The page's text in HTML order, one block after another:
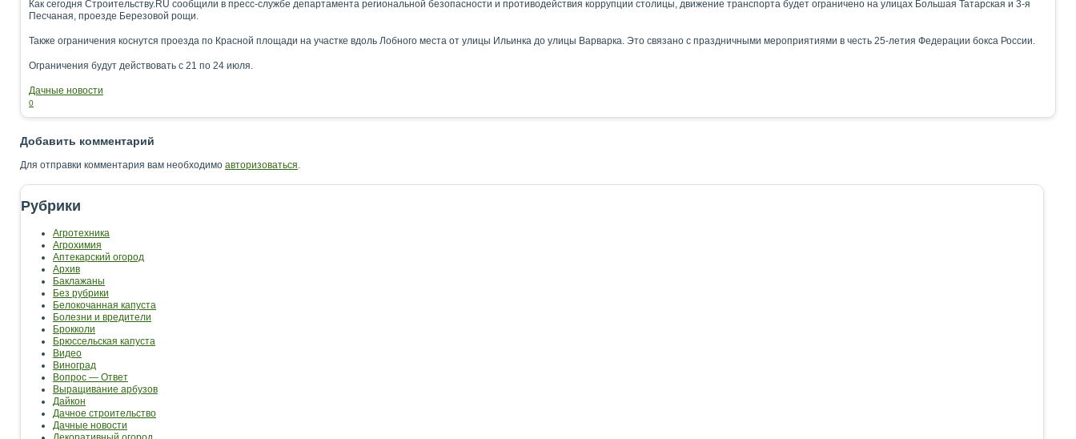
Как сегодня Строительству.RU сообщили в пресс-службе департамента региональной безопасности и противодействия коррупции столицы, движение транспорта будет ограничено на улицах Большая Татарская и 3-я
Песчаная, проезде Березовой рощи.
Также ограничения коснутся проезда по Красной площади на участке вдоль Лобного места от улицы Ильинка до улицы Варварка. Это связано с праздничными мероприятиями в честь 25-летия Федерации бокса России.
Ограничения будут действовать с 21 по 24 июля.
Дачные новости
0
Добавить комментарий
Для отправки комментария вам необходимо авторизоваться.
Рубрики
Агротехника
Агрохимия
Аптекарский огород
Архив
Баклажаны
Без рубрики
Белокочанная капуста
Болезни и вредители
Брокколи
Брюссельская капуста
Видео
Виноград
Вопрос — Ответ
Выращивание арбузов
Дайкон
Дачное строительство
Дачные новости